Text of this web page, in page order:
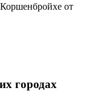
от
городах